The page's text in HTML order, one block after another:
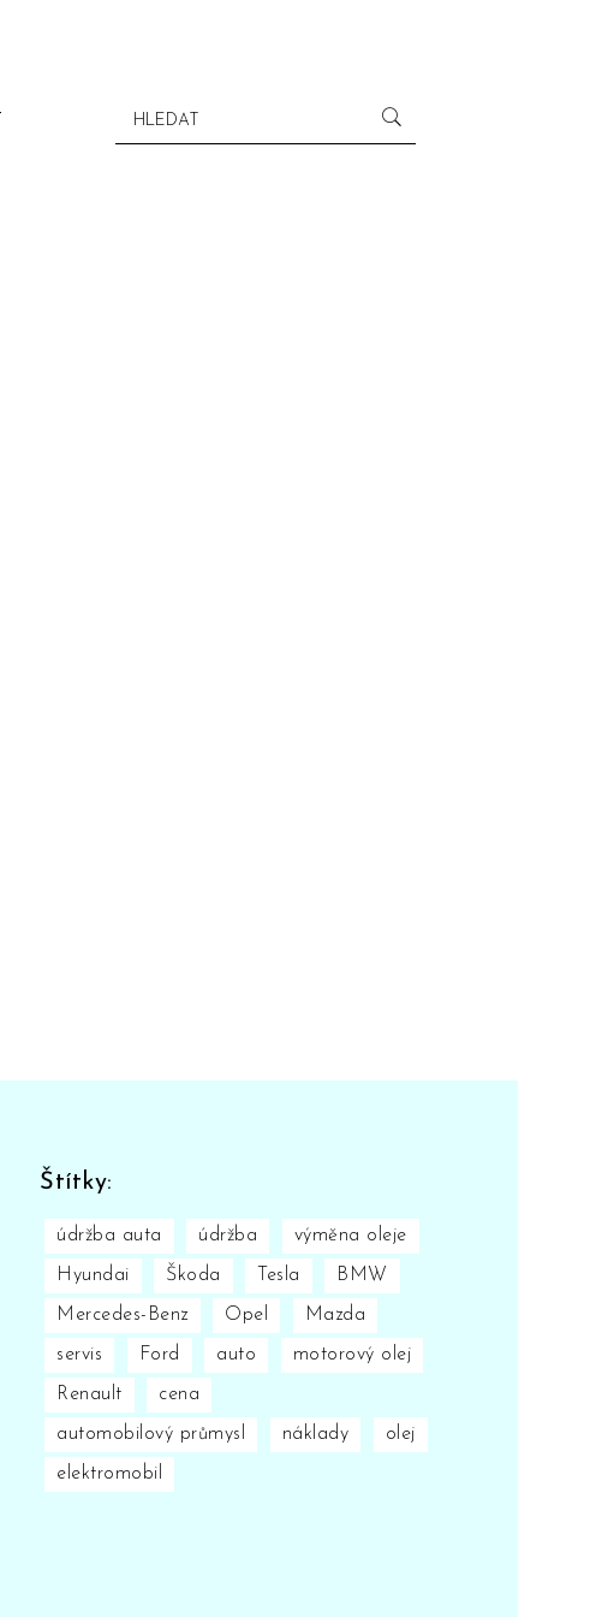
Štítky:
údržba auta údržba výměna oleje
Hyundai Škoda Tesla BMW
Mercedes-Benz Opel Mazda
servis Ford auto motorový olej
Renault cena
automobilový průmysl náklady olej
elektromobil